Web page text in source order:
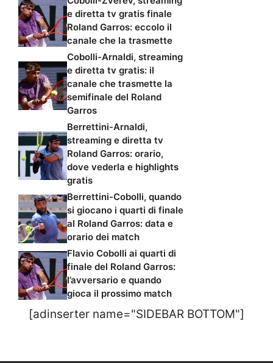
e diretta tv gratis finale
Roland Garros: eccolo il
canale che la trasmette
Cobolli-Arnaldi, streaming
e diretta tv gratis: il
canale che trasmette la
semifinale del Roland
Garros
Berrettini-Arnaldi,
streaming e diretta tv
Roland Garros: orario,
dove vederla e highlights
gratis
Berrettini-Cobolli, quando
si giocano i quarti di finale
al Roland Garros: data e
orario dei match
Flavio Cobolli ai quarti di
finale del Roland Garros:
l’avversario e quando
gioca il prossimo match
[adinserter name="SIDEBAR BOTTOM"]